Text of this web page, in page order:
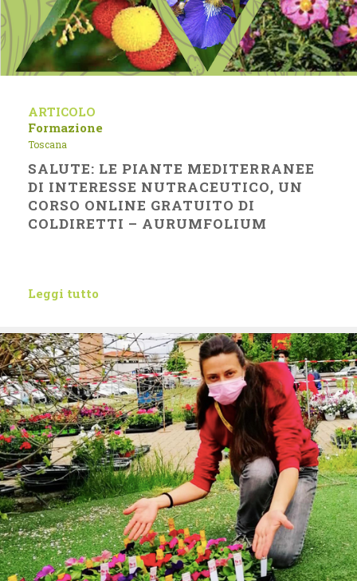
ARTICOLO
Formazione
Toscana
SALUTE: LE PIANTE MEDITERRANEE
DI INTERESSE NUTRACEUTICO, UN
CORSO ONLINE GRATUITO DI
COLDIRETTI – AURUMFOLIUM
Leggi tutto